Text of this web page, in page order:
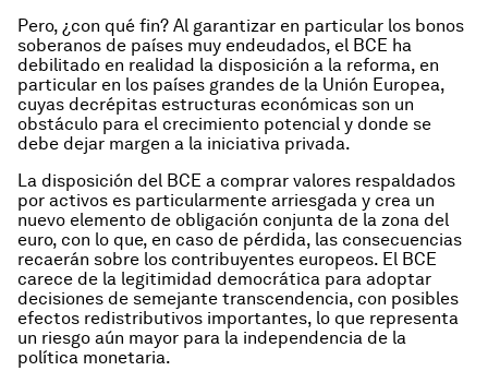
Pero, ¿con qué fin? Al garantizar en particular los bonos
soberanos de países muy endeudados, el BCE ha
debilitado en realidad la disposición a la reforma, en
particular en los países grandes de la Unión Europea,
cuyas decrépitas estructuras económicas son un
obstáculo para el crecimiento potencial y donde se
debe dejar margen a la iniciativa privada.
La disposición del BCE a comprar valores respaldados
por activos es particularmente arriesgada y crea un
nuevo elemento de obligación conjunta de la zona del
euro, con lo que, en caso de pérdida, las consecuencias
recaerán sobre los contribuyentes europeos. El BCE
carece de la legitimidad democrática para adoptar
decisiones de semejante transcendencia, con posibles
efectos redistributivos importantes, lo que representa
un riesgo aún mayor para la independencia de la
política monetaria.